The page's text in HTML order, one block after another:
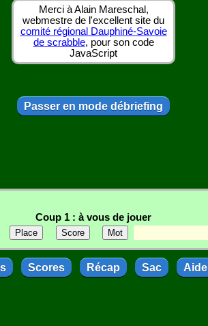
Merci à Alain Mareschal,
webmestre de l'excellent site du
comité régional Dauphiné-Savoie
de scrabble, pour son code
JavaScript
Passer en mode débriefing
Coup 1 : à vous de jouer
Scores Récap Sac Aide